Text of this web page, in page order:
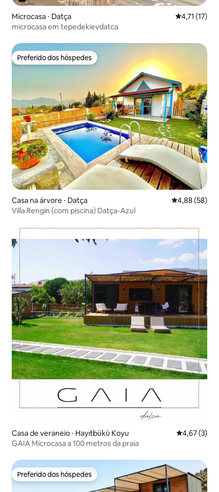
Microcasa ⋅ Datça 4,71 de uma
4,71 (17)
microcasa em tepedekievdatca
Preferido dos hóspedes
Preferido dos hóspedes
Casa na árvore ⋅ Datça 4,88 de uma
4,88 (58)
Villa Rengin (com piscina) Datça-Azul
Casa de veraneio ⋅ Hayıtbükü Koyu 4,67 de
4,67 (3)
GAIA Microcasa a 100 metros da praia
Preferido dos hóspedes
Preferido dos hóspedes